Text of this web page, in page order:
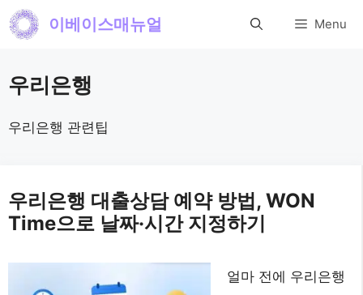
컨
건
기
이베이스매뉴얼 Menu
우리은행
우리은행 관련팁
우리은행 대출상담 예약 방법, WON
Time으로 날짜·시간 지정하기
얼마 전에 우리은행